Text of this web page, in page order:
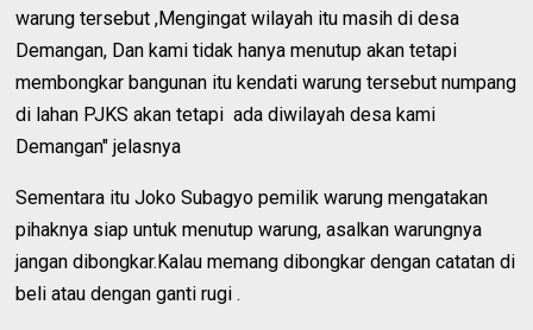
warung tersebut ,Mengingat wilayah itu masih di desa
Demangan, Dan kami tidak hanya menutup akan tetapi
membongkar bangunan itu kendati warung tersebut numpang
di lahan PJKS akan tetapi ada diwilayah desa kami
Demangan" jelasnya
Sementara itu Joko Subagyo pemilik warung mengatakan
pihaknya siap untuk menutup warung, asalkan warungnya
jangan dibongkar.Kalau memang dibongkar dengan catatan di
beli atau dengan ganti rugi .